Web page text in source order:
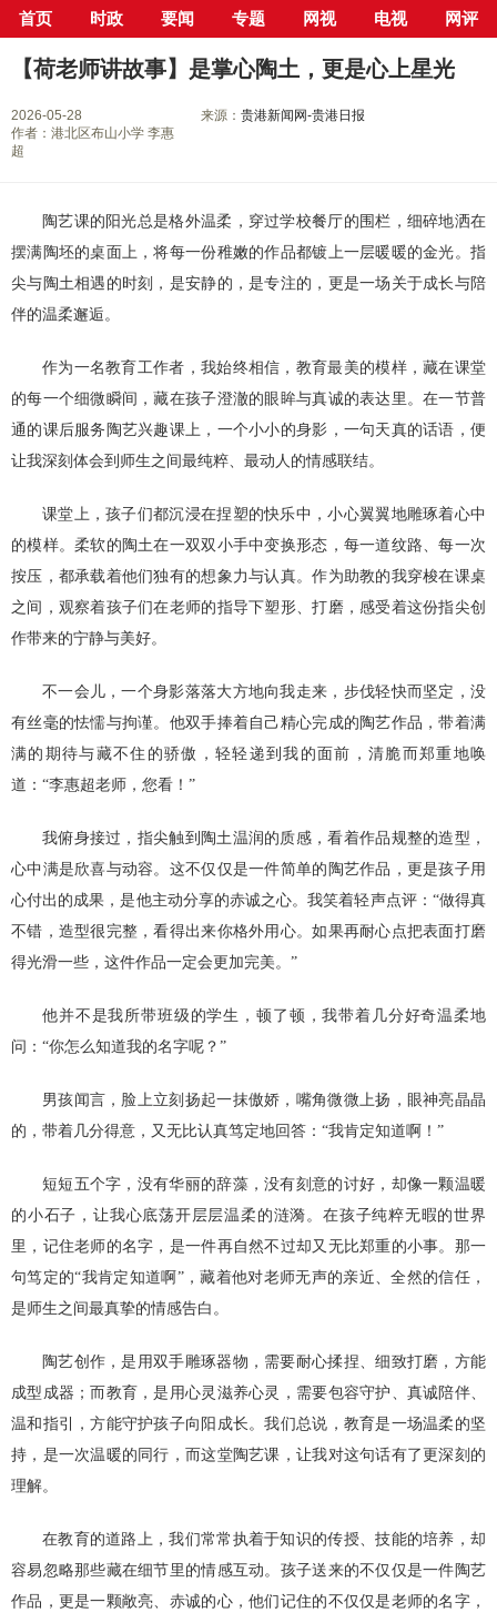
首页 时政 要闻 专题 网视 电视 网评
当前位置： 首页> 新闻中心> 校园> 正文
【荷老师讲故事】是掌心陶土，更是心上星光
2026-05-28 来源：贵港新闻网-贵港日报
作者：港北区布山小学 李惠
超
陶艺课的阳光总是格外温柔，穿过学校餐厅的围栏，细碎地洒在
摆满陶坯的桌面上，将每一份稚嫩的作品都镀上一层暖暖的金光。指
尖与陶土相遇的时刻，是安静的，是专注的，更是一场关于成长与陪
伴的温柔邂逅。
作为一名教育工作者，我始终相信，教育最美的模样，藏在课堂
的每一个细微瞬间，藏在孩子澄澈的眼眸与真诚的表达里。在一节普
通的课后服务陶艺兴趣课上，一个小小的身影，一句天真的话语，便
让我深刻体会到师生之间最纯粹、最动人的情感联结。
课堂上，孩子们都沉浸在捏塑的快乐中，小心翼翼地雕琢着心中
的模样。柔软的陶土在一双双小手中变换形态，每一道纹路、每一次
按压，都承载着他们独有的想象力与认真。作为助教的我穿梭在课桌
之间，观察着孩子们在老师的指导下塑形、打磨，感受着这份指尖创
作带来的宁静与美好。
不一会儿，一个身影落落大方地向我走来，步伐轻快而坚定，没
有丝毫的怯懦与拘谨。他双手捧着自己精心完成的陶艺作品，带着满
满的期待与藏不住的骄傲，轻轻递到我的面前，清脆而郑重地唤
道：“李惠超老师，您看！”
我俯身接过，指尖触到陶土温润的质感，看着作品规整的造型，
心中满是欣喜与动容。这不仅仅是一件简单的陶艺作品，更是孩子用
心付出的成果，是他主动分享的赤诚之心。我笑着轻声点评：“做得真
不错，造型很完整，看得出来你格外用心。如果再耐心点把表面打磨
得光滑一些，这件作品一定会更加完美。”
他并不是我所带班级的学生，顿了顿，我带着几分好奇温柔地
问：“你怎么知道我的名字呢？”
男孩闻言，脸上立刻扬起一抹傲娇，嘴角微微上扬，眼神亮晶晶
的，带着几分得意，又无比认真笃定地回答：“我肯定知道啊！”
短短五个字，没有华丽的辞藻，没有刻意的讨好，却像一颗温暖
的小石子，让我心底荡开层层温柔的涟漪。在孩子纯粹无暇的世界
里，记住老师的名字，是一件再自然不过却又无比郑重的小事。那一
句笃定的“我肯定知道啊”，藏着他对老师无声的亲近、全然的信任，
是师生之间最真挚的情感告白。
陶艺创作，是用双手雕琢器物，需要耐心揉捏、细致打磨，方能
成型成器；而教育，是用心灵滋养心灵，需要包容守护、真诚陪伴、
温和指引，方能守护孩子向阳成长。我们总说，教育是一场温柔的坚
持，是一次温暖的同行，而这堂陶艺课，让我对这句话有了更深刻的
理解。
在教育的道路上，我们常常执着于知识的传授、技能的培养，却
容易忽略那些藏在细节里的情感互动。孩子送来的不仅仅是一件陶艺
作品，更是一颗敞亮、赤诚的心，他们记住的不仅仅是老师的名字，